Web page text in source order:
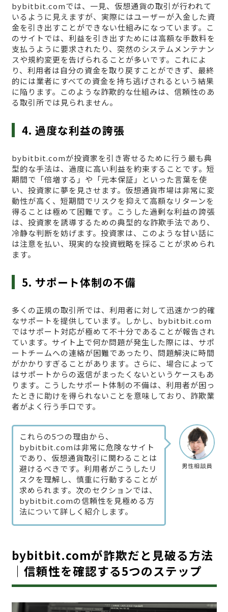
bybitbit.comでは、一見、仮想通貨の取引が行われて
いるように見えますが、実際にはユーザーが入金した資
金を引き出すことができない仕組みになっています。こ
のサイトでは、利益を引き出すためには高額な手数料を
支払うように要求されたり、突然のシステムメンテナン
スや規約変更を告げられることが多いです。これによ
り、利用者は自分の資金を取り戻すことができず、最終
的には業者にすべての資金を持ち逃げされるという結果
に陥ります。このような詐欺的な仕組みは、信頼性のあ
る取引所では見られません。
4. 過度な利益の誇張
bybitbit.comが投資家を引き寄せるために行う最も典
型的な手法は、過度に高い利益を約束することです。短
期間で「倍増する」や「元本保証」といった言葉を使
い、投資家に夢を見させます。仮想通貨市場は非常に変
動性が高く、短期間でリスクを抑えて高額なリターンを
得ることは極めて困難です。こうした過剰な利益の誇張
は、投資家を誘導するための典型的な詐欺手法であり、
冷静な判断を妨げます。投資家は、このような甘い話に
は注意を払い、現実的な投資戦略を採ることが求められ
ます。
5. サポート体制の不備
多くの正規の取引所では、利用者に対して迅速かつ的確
なサポートを提供しています。しかし、bybitbit.com
ではサポート対応が極めて不十分であることが報告され
ています。サイト上で何か問題が発生した際には、サポ
ートチームへの連絡が困難であったり、問題解決に時間
がかかりすぎることがあります。さらに、場合によって
はサポートからの返信がまったくないというケースもあ
ります。こうしたサポート体制の不備は、利用者が困っ
たときに助けを得られないことを意味しており、詐欺業
者がよく行う手口です。
男性相談員
これらの5つの理由から、
bybitbit.comは非常に危険なサイト
であり、仮想通貨取引に関わることは
避けるべきです。利用者がこうしたリ
スクを理解し、慎重に行動することが
求められます。次のセクションでは、
bybitbit.comの信頼性を見極める方
法について詳しく紹介します。
bybitbit.comが詐欺だと見破る方法
｜信頼性を確認する5つのステップ